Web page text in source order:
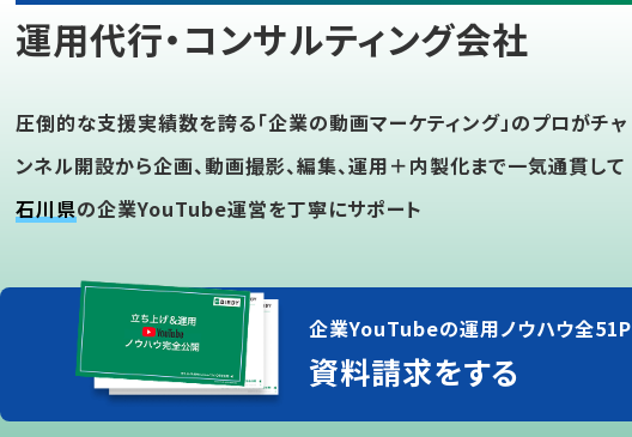
運用代行・コンサルティング会社
圧倒的な支援実績数を誇る「企業の動画マーケティング」のプロがチャ
ンネル開設から企画、動画撮影、編集、運用＋内製化まで一気通貫して
石川県の企業YouTube運営を丁寧にサポート
企業YouTubeの運用ノウハウ全51P
資料請求をする